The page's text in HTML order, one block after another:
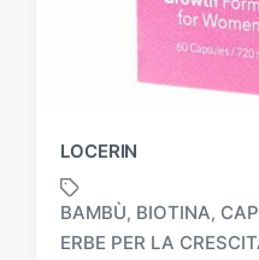
LOCERIN
BAMBÙ, BIOTINA,
ERBE PER LA